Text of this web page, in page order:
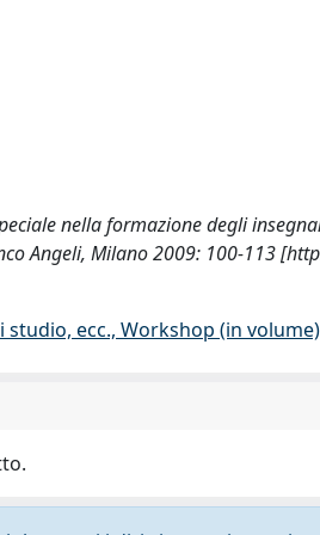
nella formazione degli
Angeli, Milano 2009: 100-113
ecc., Workshop (in volume)